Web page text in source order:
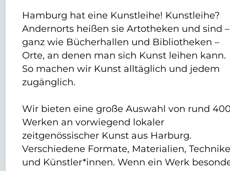
Hamburg hat eine Kunstleihe! Kunstleihe?
Andernorts heißen sie Artotheken und sind –
ganz wie Bücherhallen und Bibliotheken –
Orte, an denen man sich Kunst leihen kann.
So machen wir Kunst alltäglich und jedem
zugänglich.
Wir bieten eine große Auswahl von rund
Werken an vorwiegend lokaler
zeitgenössischer Kunst aus Harburg.
Verschiedene Formate, Materialien,
und Künstler*innen. Wenn ein Werk